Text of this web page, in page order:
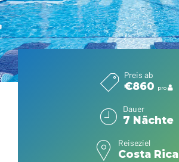
Preis ab
€860 pro
Dauer
7 Nächte
Reiseziel
Costa Rica